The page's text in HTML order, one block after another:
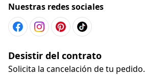
Nuestras redes sociales
Desistir del contrato
Solicita la cancelación de tu pedido.